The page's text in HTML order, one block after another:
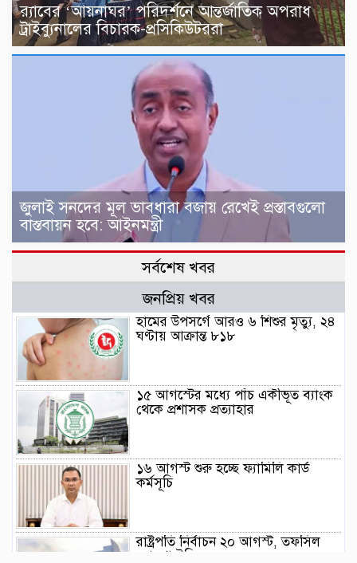
র‍্যাবের ‘আয়নাঘর’ পরিদর্শনে আন্তর্জাতিক অপরাধ
ট্রাইব্যুনালের বিচারক-প্রসিকিউটররা
জুলাই সনদের মূল ভাবধারা বজায় রেখেই প্রস্তাবগুলো
বাস্তবায়ন হবে: আইনমন্ত্রী
সর্বশেষ খবর
জনপ্রিয় খবর
হামের উপসর্গে আরও ৬ শিশুর মৃত্যু, ২৪
ঘণ্টায় আক্রান্ত ৮১৮
১৫ আগস্টের মধ্যে পাঁচ একীভূত ব্যাংক
থেকে প্রশাসক প্রত্যাহার
১৬ আগস্ট শুরু হচ্ছে ফ্যামিলি কার্ড
কর্মসূচি
রাষ্ট্রপতি নির্বাচন ২০ আগস্ট, তফসিল
ঘোষণা ইসির